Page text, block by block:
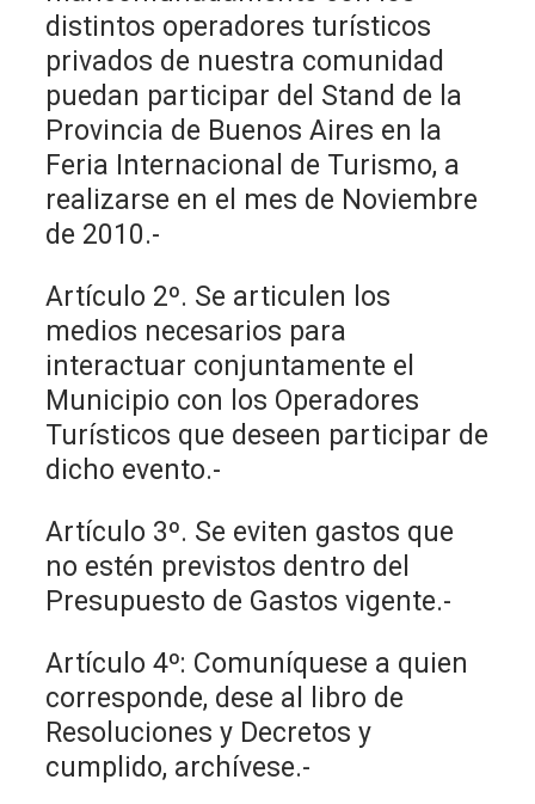
distintos operadores turísticos
privados de nuestra comunidad
puedan participar del Stand de la
Provincia de Buenos Aires en la
Feria Internacional de Turismo, a
realizarse en el mes de Noviembre
de 2010.-
Artículo 2º. Se articulen los
medios necesarios para
interactuar conjuntamente el
Municipio con los Operadores
Turísticos que deseen participar de
dicho evento.-
Artículo 3º. Se eviten gastos que
no estén previstos dentro del
Presupuesto de Gastos vigente.-
Artículo 4º: Comuníquese a quien
corresponde, dese al libro de
Resoluciones y Decretos y
cumplido, archívese.-